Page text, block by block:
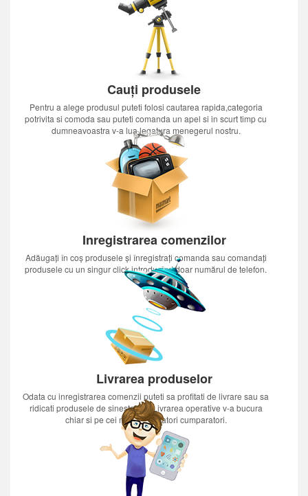
Cauți produsele
Pentru a alege produsul puteti folosi cautarea rapida,categoria
potrivita si comoda sau puteti comanda un apel si in scurt timp cu
dumneavoastra v-a lua legatura menegerul nostru.
Inregistrarea comenzilor
Adăugați în coș produsele și înregistrați comanda sau comandați
produsele cu un singur click introducînd doar numărul de telefon.
Livrarea produselor
Odata cu inregistrarea comenzii puteti sa profitati de livrare sau sa
ridicati produsele de sinestatator.Livrarea operative v-a bucura
chiar si pe cei mai nerabdatori cumparatori.